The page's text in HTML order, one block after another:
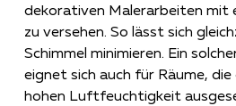
dekorativen Malerarbeiten mit
zu versehen. So lässt sich
Schimmel minimieren. Ein
eignet sich auch für Räume,
hohen Luftfeuchtigkeit